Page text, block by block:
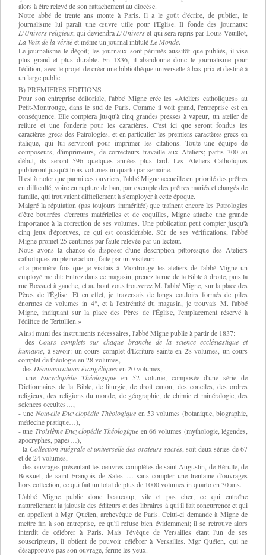
alors à être relevé de son rattachement au diocèse.
Notre abbé de trente ans monte à Paris. Il a le goût d'écrire, de publier, le
journalisme lui paraît une œuvre utile pour l'Église. Il fonde des journaux:
L'Univers religieux, qui deviendra L'Universet qui sera repris par Louis Veuillot,
La Voix de la véritéet même un journal intitulé Le Monde.
Le journalisme le déçoit; les journaux sont périmés aussitôt que publiés, il vise
plus grand et plus durable. En 1836, il abandonne donc le journalisme pour
l'édition, avec le projet de créer une bibliothèque universelle à bas prix et destiné à
un large public.
B) PREMIERES EDITIONS
Pour son entreprise éditoriale, l'abbé Migne crée les «Ateliers catholiques» au
Petit-Montrouge, dans le sud de Paris. Comme il voit grand, l'entreprise est en
conséquence. Elle comptera jusqu'à cinq grandes presses à vapeur, un atelier de
reliure et une fonderie pour les caractères. C'est ici que seront fondus les
caractères grecs des Patrologies, et en particulier les premiers caractères grecs en
italique, qui lui serviront pour imprimer les citations. Toute une équipe de
composeurs, d'imprimeurs, de correcteurs travaille aux Ateliers; partis 300 au
début, ils seront 596 quelques années plus tard. Les Ateliers Catholiques
publieront jusqu'à trois volumes in quarto par semaine.
Il est à noter que parmi ces ouvriers, l'abbé Migne accueille en priorité des prêtres
en difficulté, voire en rupture de ban, par exemple des prêtres mariés et chargés de
famille, qui trouvaient difficilement à s'employer à cette époque.
Malgré la réputation (pas toujours imméritée) que traînent encore les Patrologies
d'être bourrées d'erreurs matérielles et de coquilles, Migne attache une grande
importance à la correction de ses volumes. Une publication peut compter jusqu'à
cinq jeux d'épreuves, ce qui est considérable. Sûr de ses vérifications, l'abbé
Migne promet 25 centimes par faute relevée par un lecteur.
Nous avons la chance de disposer d'une description pittoresque des Ateliers
catholiques en pleine action, faite par un visiteur:
«La première fois que je visitais à Montrouge les ateliers de l'abbé Migne un
employé me dit: Entrez dans ce magasin, prenez la rue de la Bible à droite, puis la
rue Bossuet à gauche, et au bout vous trouverez M. l'abbé Migne, sur la place des
Pères de l'Église. Et en effet, je traversais de longs couloirs formés de piles
énormes de volumes in 4°, et à l'extrémité du magasin, je trouvais M. l'abbé
Migne, indiquant sur la place des Pères de l'Église, l'emplacement réservé à
l'édifice de Tertullien.»
Ainsi muni des instruments nécessaires, l'abbé Migne publie à partir de 1837:
- des Cours complets sur chaque branche de la science ecclésiastique et
humaine , à savoir: un cours complet d'Écriture sainte en 28 volumes, un cours
complet de théologie en 28 volumes,
- des Démonstrations évangéliquesen 20 volumes,
- une Encyclopédie Théologique en 52 volume, composée d'une série de
Dictionnaires de la Bible, de liturgie, de droit canon, des conciles, des ordres
religieux, des religions du monde, de géographie, de chimie et minéralogie, des
sciences occultes…,
- une Nouvelle Encyclopédie Théologique en 53 volumes (botanique, biographie,
médecine pratique…),
- une Troisième Encyclopédie Théologique en 66 volumes (mythologie, légendes,
apocryphes, papes…),
- la Collection intégrale et universelle des orateurs sacrés , soit deux séries de 67
et de 24 volumes,
- des ouvrages présentant les oeuvres complètes de saint Augustin, de Bérulle, de
Bossuet, de saint François de Sales … sans compter une trentaine d'ouvrages
hors collection, ce qui fait un total de plus de 1000 volumes in quarto en 30 ans.
L'abbé Migne publie donc beaucoup, vite et pas cher, ce qui entraîne
naturellement la jalousie des éditeurs et des libraires à qui il fait concurrence et qui
en appellent à Mgr Quélen, archevêque de Paris. Celui-ci demande à Migne de
mettre fin à son entreprise, ce qu'il refuse bien évidemment; il se retrouve alors
interdit de célébrer à Paris. Mais l'évêque de Versailles étant l'un de ses
souscripteurs, il obtient de pouvoir célébrer à Versailles. Mgr Quélen, qui ne
désapprouve pas son ouvrage, ferme les yeux.